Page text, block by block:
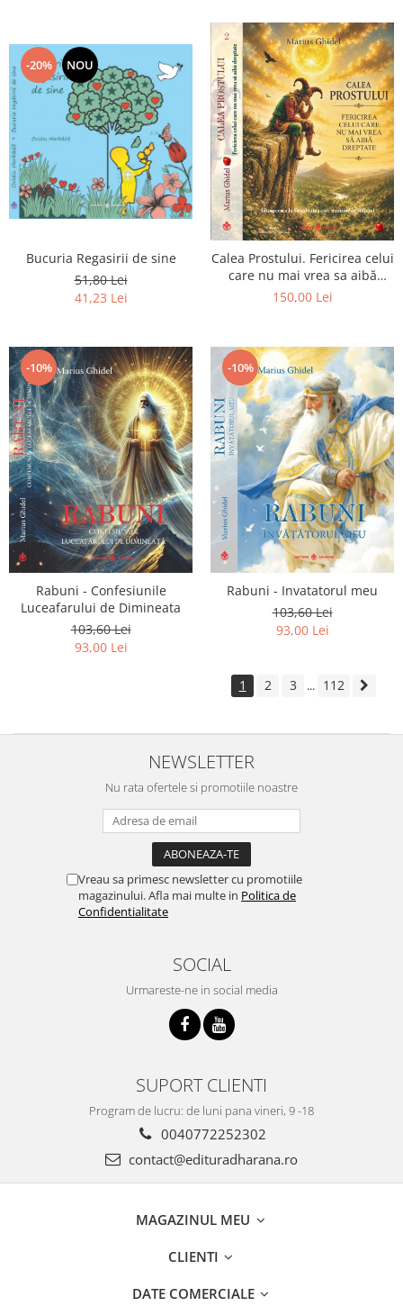
-20% NOU
Bucuria Regasirii de sine
51,80 Lei
41,23 Lei
Calea Prostului. Fericirea celui
care nu mai vrea sa aibă
dreptate - Intoarcerea la
150,00 Lei
-10%
Rabuni - Confesiunile
Luceafarului de Dimineata
103,60 Lei
93,00 Lei
-10%
Rabuni - Invatatorul meu
103,60 Lei
93,00 Lei
1 2 3 ... 112
NEWSLETTER
Nu rata ofertele si promotiile noastre
Vreau sa primesc newsletter cu promotiile
magazinului. Afla mai multe in Politica de
Confidentialitate
SOCIAL
Urmareste-ne in social media
SUPORT CLIENTI
Program de lucru: de luni pana vineri, 9 -18
0040772252302
contact@edituradharana.ro
MAGAZINUL MEU
CLIENTI
DATE COMERCIALE